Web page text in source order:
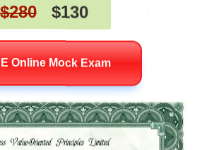
do pracy w bardziej
– takim, jakie opisuje
jak tworzyć biuro
lider rozumie szerszy
projektu i potrafi elastycznie
certyfikatów skupionych